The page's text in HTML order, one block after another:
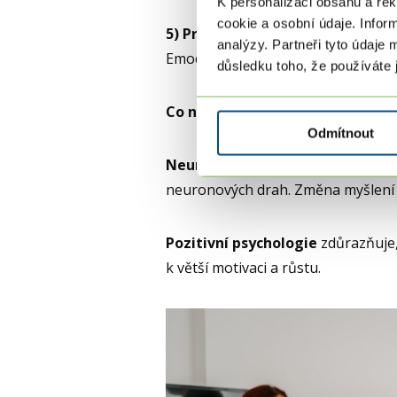
cookie a osobní údaje.
analýzy. Partneři tyto údaje
důsledku toho, že používáte
Odmítnout
5) Práce s emocemi
Emoce nejsou nepříteli
Co na to neurověda a pozitivní
Neurověda
neuronových drah. Změna
Pozitivní psychologie
k větší motivaci a růstu.